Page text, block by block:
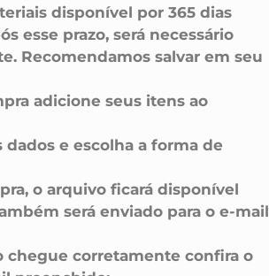
disponível por 365 dias
esse prazo, será necessário
Recomendamos salvar em seu
adicione seus itens ao
dados e escolha a forma de
o arquivo ficará disponível
será enviado para o e-mail
chegue corretamente confira o